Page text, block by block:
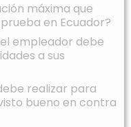
máxima que
en Ecuador?
empleador debe
a sus
realizar para
bueno en contra